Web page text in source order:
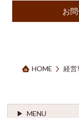
お
HOME 経営
MENU